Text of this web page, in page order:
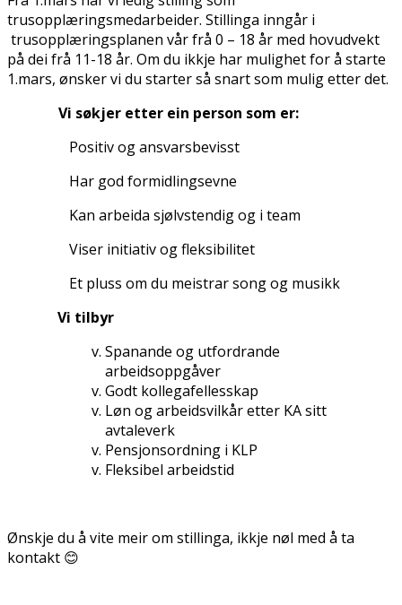
trusopplæringsmedarbeider. Stillinga inngår i
trusopplæringsplanen vår frå 0 – 18 år med hovudvekt
på dei frå 11-18 år. Om du ikkje har mulighet for å starte
1.mars, ønsker vi du starter så snart som mulig etter det.
Vi søkjer etter ein person som er:
Positiv og ansvarsbevisst
Har god formidlingsevne
Kan arbeida sjølvstendig og i team
Viser initiativ og fleksibilitet
Et pluss om du meistrar song og musikk
Vi tilbyr
Spanande og utfordrande
arbeidsoppgåver
Godt kollegafellesskap
Løn og arbeidsvilkår etter KA sitt
avtaleverk
Pensjonsordning i KLP
Fleksibel arbeidstid
Ønskje du å vite meir om stillinga, ikkje nøl med å ta
kontakt 😊